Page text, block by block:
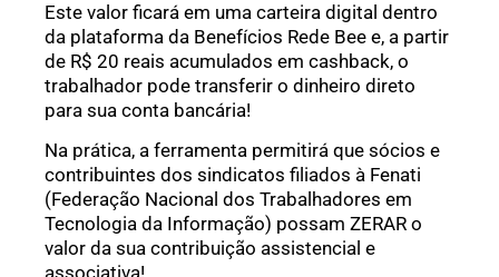
Este valor ficará em uma carteira digital dentro
da plataforma da Benefícios Rede Bee e, a partir
de R$ 20 reais acumulados em cashback, o
trabalhador pode transferir o dinheiro direto
para sua conta bancária!
Na prática, a ferramenta permitirá que sócios e
contribuintes dos sindicatos filiados à Fenati
(Federação Nacional dos Trabalhadores em
Tecnologia da Informação) possam ZERAR o
valor da sua contribuição assistencial e